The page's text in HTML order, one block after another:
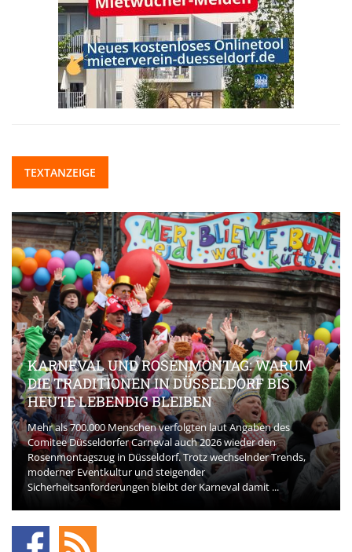
TEXTANZEIGE
KARNEVAL UND ROSENMONTAG: WARUM
DIE TRADITIONEN IN DÜSSELDORF BIS
HEUTE LEBENDIG BLEIBEN
Mehr als 700.000 Menschen verfolgten laut Angaben des
Comitee Düsseldorfer Carneval auch 2026 wieder den
Rosenmontagszug in Düsseldorf. Trotz wechselnder Trends,
moderner Eventkultur und steigender
Sicherheitsanforderungen bleibt der Karneval damit ...